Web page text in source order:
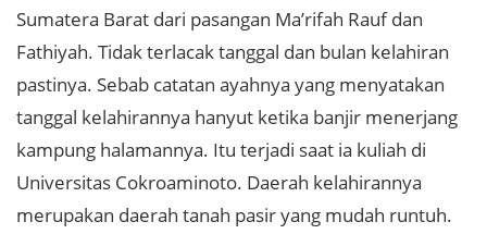
Sumatera Barat dari pasangan Ma’rifah Rauf dan
Fathiyah. Tidak terlacak tanggal dan bulan kelahiran
pastinya. Sebab catatan ayahnya yang menyatakan
tanggal kelahirannya hanyut ketika banjir menerjang
kampung halamannya. Itu terjadi saat ia kuliah di
Universitas Cokroaminoto. Daerah kelahirannya
merupakan daerah tanah pasir yang mudah runtuh.